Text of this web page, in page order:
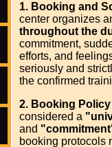
1. Booking and
center organizes
throughout the
commitment,
efforts, and
seriously and
the confirmed
2. Booking
considered a
and
booking protocols